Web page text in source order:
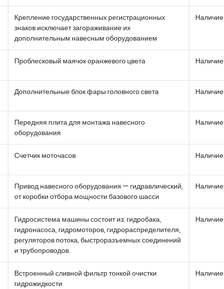
Крепление государственных регистрационных
знаков исключает загораживание их
дополнительным навесным оборудованием
Наличие
Проблесковый маячок оранжевого цвета Наличие
Дополнительные блок фары головного света Наличие
Передняя плита для монтажа навесного
оборудования
Наличие
Счетчик моточасов Наличие
Привод навесного оборудования — гидравлический,
от коробки отбора мощности базового шасси
Наличие
Гидросистема машины состоит из: гидробака,
гидронасоса, гидромоторов, гидрораспределителя,
регуляторов потока, быстроразъемных соединений
и трубопроводов.
Наличие
Встроенный сливной фильтр тонкой очистки
гидрожидкости
Наличие